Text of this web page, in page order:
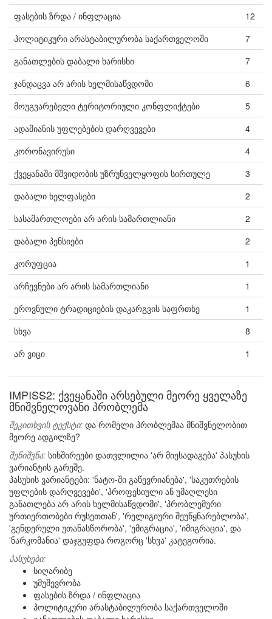
ფასების ზრდა / ინფლაცია
12
პოლიტიკური არასტაბილურობა საქართველოში
7
განათლების დაბალი ხარისხი
7
ჯანდაცვა არ არის ხელმისაწვდომი
6
მოუგვარებელი ტერიტორიული კონფლიქტები
5
ადამიანის უფლებების დარღვევები
4
კორონავირუსი
4
ქვეყანაში მშვიდობის უზრუნველყოფის სირთულე
3
დაბალი ხელფასები
2
სასამართლოები არ არის სამართლიანი
2
დაბალი პენსიები
2
კორუფცია
1
არჩევნები არ არის სამართლიანი
1
ეროვნული ტრადიციების დაკარგვის საფრთხე
1
სხვა
8
არ ვიცი
1
IMPISS2: ქვეყანაში არსებული მეორე ყველაზე
მნიშვნელოვანი პრობლემა
შეკითხვის ტექსტი: და რომელი პრობლემაა მნიშვნელობით
მეორე ადგილზე?
შენიშვნა: სიხშირეები დათვლილია 'არ მიესადაგება' პასუხის
ვარიანტის გარეშე.
პასუხის ვარიანტები: 'ნატო-ში გაწევრიანება', 'საკუთრების
უფლების დარღვევები', 'პროფესიული ან უმაღლესი
განათლება არ არის ხელმისაწვდომი', 'პრობლემური
ურთიერთობები რუსეთთან', 'რელიგიური შეუწყნარებლობა',
'გენდერული უთანასწორობა', 'ემიგრაცია', 'იმიგრაცია', და
'ნარკომანია' დაჯგუფდა როგორც 'სხვა' კატეგორია.
პასუხები:
სიღარიბე
უმუშევრობა
ფასების ზრდა / ინფლაცია
პოლიტიკური არასტაბილურობა საქართველოში